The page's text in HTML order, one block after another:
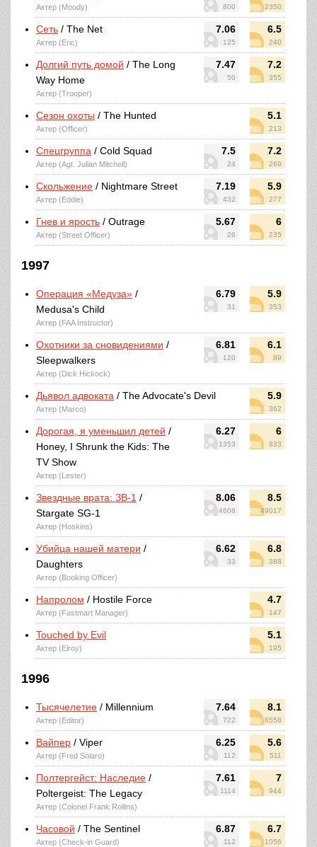
800 2350
Актер (Moody)
7.06
125
6.5
240
Сеть / The Net
Актер (Eric)
7.47
50
7.2
355
Долгий путь домой / The Long
Way Home
Актер (Trooper)
5.1
213
Сезон охоты / The Hunted
Актер (Officer)
7.5
24
7.2
269
Спецгруппа / Cold Squad
Актер (Agt. Julian Mitchell)
7.19
432
5.9
277
Скольжение / Nightmare Street
Актер (Eddie)
5.67
26
6
235
Гнев и ярость / Outrage
Актер (Street Officer)
1997
6.79
31
5.9
353
Операция «Медуза» /
Medusa's Child
Актер (FAA Instructor)
6.81
120
6.1
89
Охотники за сновидениями /
Sleepwalkers
Актер (Dick Hickock)
5.9
362
Дьявол адвоката / The Advocate's Devil
Актер (Marco)
6.27
1353
6
833
Дорогая, я уменьшил детей /
Honey, I Shrunk the Kids: The
TV Show
Актер (Lester)
8.06
4608
8.5
49017
Звездные врата: ЗВ-1 /
Stargate SG-1
Актер (Hoskins)
6.62
33
6.8
388
Убийца нашей матери /
Daughters
Актер (Booking Officer)
4.7
147
Напролом / Hostile Force
Актер (Fastmart Manager)
5.1
195
Touched by Evil
Актер (Elroy)
1996
7.64
722
8.1
6558
Тысячелетие / Millennium
Актер (Editor)
6.25
112
5.6
511
Вайпер / Viper
Актер (Fred Solaro)
7.61
1114
7
944
Полтергейст: Наследие /
Poltergeist: The Legacy
Актер (Colonel Frank Rollins)
6.87
112
6.7
1056
Часовой / The Sentinel
Актер (Check-in Guard)